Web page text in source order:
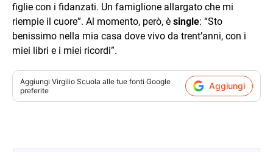
figlie con i fidanzati. Un famiglione allargato che mi
riempie il cuore”. Al momento, però, è single: “Sto
benissimo nella mia casa dove vivo da trent’anni, con i
miei libri e i miei ricordi”.
Aggiungi Virgilio Scuola alle tue fonti Google
preferite
Aggiungi